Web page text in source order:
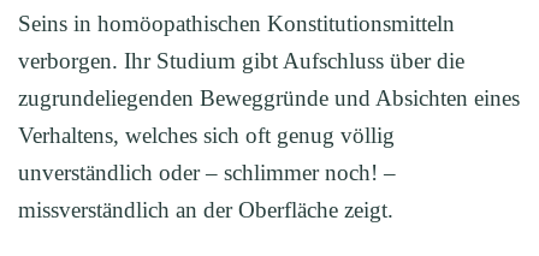
Seins in homöopathischen Konstitutionsmitteln
verborgen. Ihr Studium gibt Aufschluss über die
zugrundeliegenden Beweggründe und Absichten eines
Verhaltens, welches sich oft genug völlig
unverständlich oder – schlimmer noch! –
missverständlich an der Oberfläche zeigt.